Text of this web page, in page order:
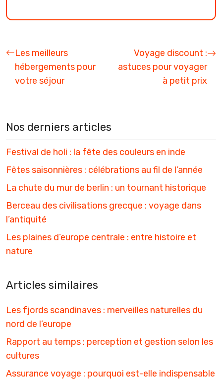
Les meilleurs
hébergements pour
votre séjour
Voyage discount :
astuces pour voyager
à petit prix
Nos derniers articles
Festival de holi : la fête des couleurs en inde
Fêtes saisonnières : célébrations au fil de l’année
La chute du mur de berlin : un tournant historique
Berceau des civilisations grecque : voyage dans
l’antiquité
Les plaines d’europe centrale : entre histoire et
nature
Articles similaires
Les fjords scandinaves : merveilles naturelles du
nord de l’europe
Rapport au temps : perception et gestion selon les
cultures
Assurance voyage : pourquoi est-elle indispensable